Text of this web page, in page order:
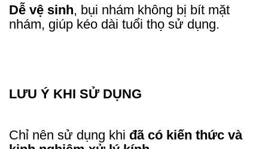
Dễ vệ sinh, bụi nhám không bị bít mặt
nhám, giúp kéo dài tuổi thọ sử dụng.
LƯU Ý KHI SỬ DỤNG
Chỉ nên sử dụng khi đã có kiến thức và